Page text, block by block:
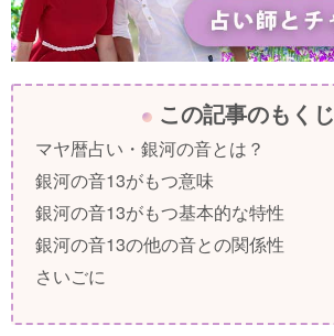
この記事のもくじ
マヤ暦占い・銀河の音とは？
銀河の音13がもつ意味
銀河の音13がもつ基本的な特性
銀河の音13の他の音との関係性
さいごに